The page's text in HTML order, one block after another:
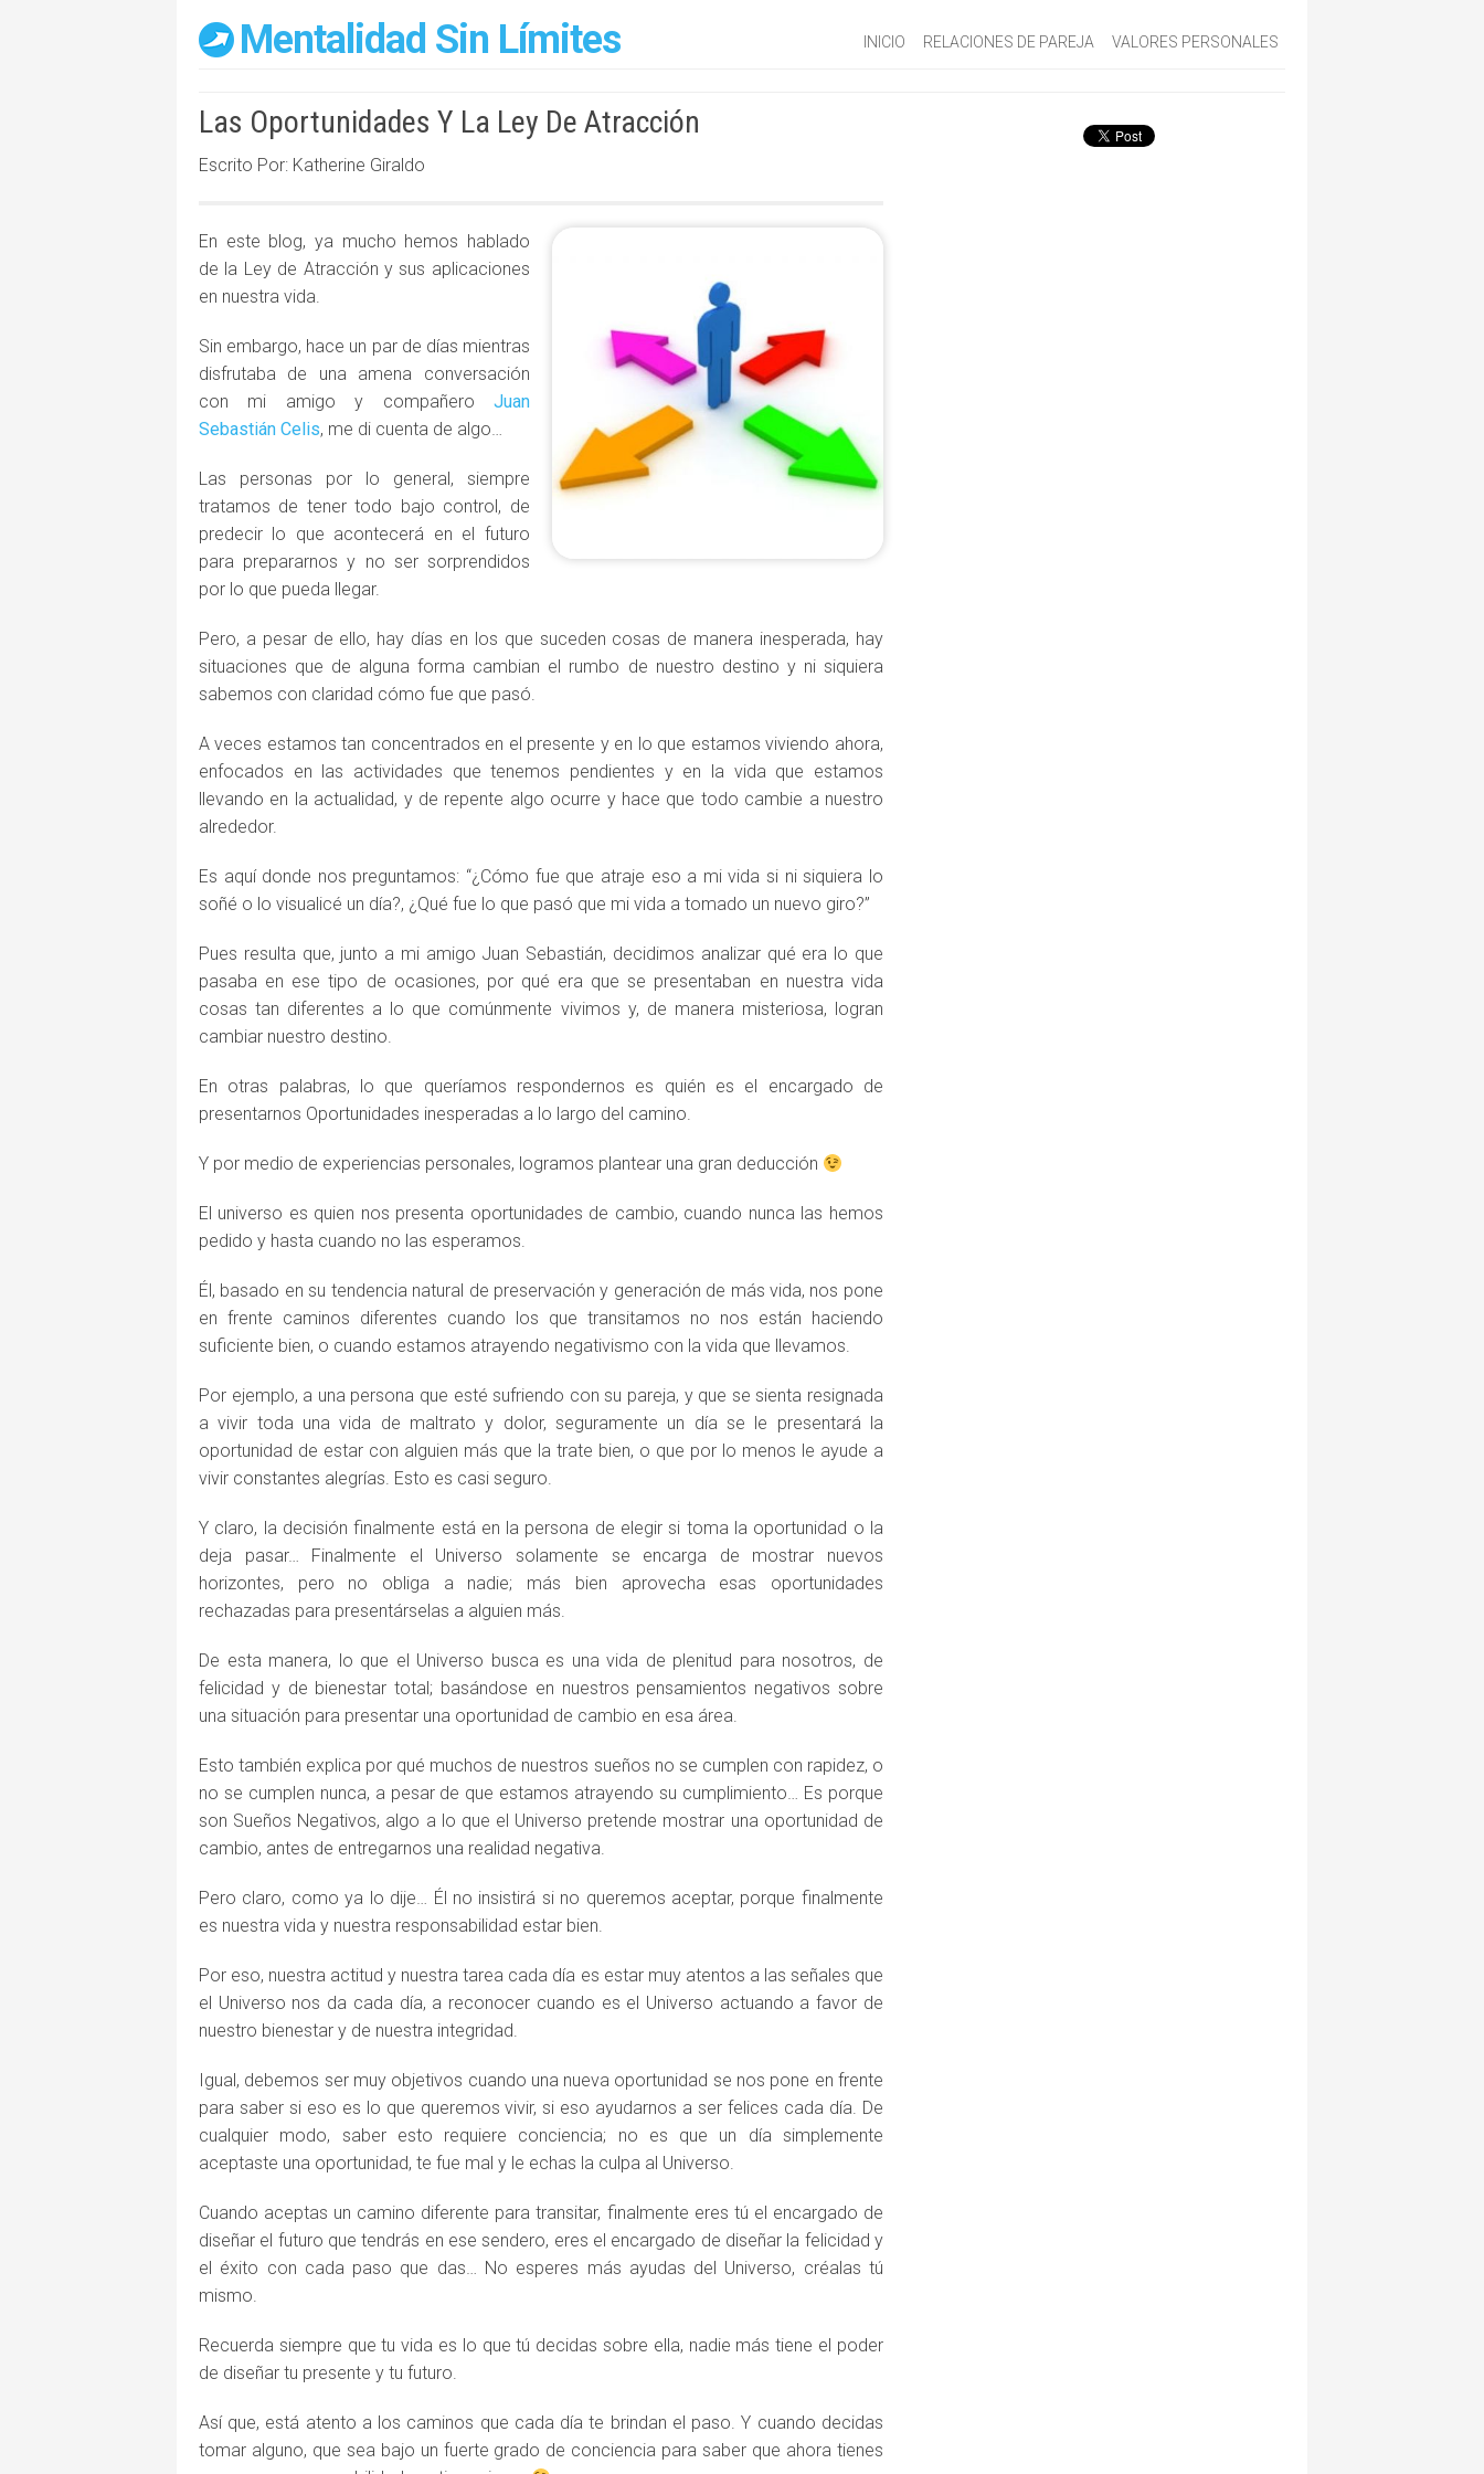
Mentalidad Sin Límites INICIO RELACIONES DE PAREJA VALORES PERSONALES
Las Oportunidades Y La Ley De Atracción
Escrito Por: Katherine Giraldo
En este blog, ya mucho hemos hablado
de la Ley de Atracción y sus aplicaciones
en nuestra vida.
Sin embargo, hace un par de días mientras
disfrutaba de una amena conversación
con mi amigo y compañero Juan
Sebastián Celis, me di cuenta de algo…
Las personas por lo general, siempre
tratamos de tener todo bajo control, de
predecir lo que acontecerá en el futuro
para prepararnos y no ser sorprendidos
por lo que pueda llegar.
Pero, a pesar de ello, hay días en los que suceden cosas de manera inesperada, hay
situaciones que de alguna forma cambian el rumbo de nuestro destino y ni siquiera
sabemos con claridad cómo fue que pasó.
A veces estamos tan concentrados en el presente y en lo que estamos viviendo ahora,
enfocados en las actividades que tenemos pendientes y en la vida que estamos
llevando en la actualidad, y de repente algo ocurre y hace que todo cambie a nuestro
alrededor.
Es aquí donde nos preguntamos: “¿Cómo fue que atraje eso a mi vida si ni siquiera lo
soñé o lo visualicé un día?, ¿Qué fue lo que pasó que mi vida a tomado un nuevo giro?”
Pues resulta que, junto a mi amigo Juan Sebastián, decidimos analizar qué era lo que
pasaba en ese tipo de ocasiones, por qué era que se presentaban en nuestra vida
cosas tan diferentes a lo que comúnmente vivimos y, de manera misteriosa, logran
cambiar nuestro destino.
En otras palabras, lo que queríamos respondernos es quién es el encargado de
presentarnos Oportunidades inesperadas a lo largo del camino.
Y por medio de experiencias personales, logramos plantear una gran deducción
El universo es quien nos presenta oportunidades de cambio, cuando nunca las hemos
pedido y hasta cuando no las esperamos.
Él, basado en su tendencia natural de preservación y generación de más vida, nos pone
en frente caminos diferentes cuando los que transitamos no nos están haciendo
suficiente bien, o cuando estamos atrayendo negativismo con la vida que llevamos.
Por ejemplo, a una persona que esté sufriendo con su pareja, y que se sienta resignada
a vivir toda una vida de maltrato y dolor, seguramente un día se le presentará la
oportunidad de estar con alguien más que la trate bien, o que por lo menos le ayude a
vivir constantes alegrías. Esto es casi seguro.
Y claro, la decisión finalmente está en la persona de elegir si toma la oportunidad o la
deja pasar… Finalmente el Universo solamente se encarga de mostrar nuevos
horizontes, pero no obliga a nadie; más bien aprovecha esas oportunidades
rechazadas para presentárselas a alguien más.
De esta manera, lo que el Universo busca es una vida de plenitud para nosotros, de
felicidad y de bienestar total; basándose en nuestros pensamientos negativos sobre
una situación para presentar una oportunidad de cambio en esa área.
Esto también explica por qué muchos de nuestros sueños no se cumplen con rapidez, o
no se cumplen nunca, a pesar de que estamos atrayendo su cumplimiento… Es porque
son Sueños Negativos, algo a lo que el Universo pretende mostrar una oportunidad de
cambio, antes de entregarnos una realidad negativa.
Pero claro, como ya lo dije… Él no insistirá si no queremos aceptar, porque finalmente
es nuestra vida y nuestra responsabilidad estar bien.
Por eso, nuestra actitud y nuestra tarea cada día es estar muy atentos a las señales que
el Universo nos da cada día, a reconocer cuando es el Universo actuando a favor de
nuestro bienestar y de nuestra integridad.
Igual, debemos ser muy objetivos cuando una nueva oportunidad se nos pone en frente
para saber si eso es lo que queremos vivir, si eso ayudarnos a ser felices cada día. De
cualquier modo, saber esto requiere conciencia; no es que un día simplemente
aceptaste una oportunidad, te fue mal y le echas la culpa al Universo.
Cuando aceptas un camino diferente para transitar, finalmente eres tú el encargado de
diseñar el futuro que tendrás en ese sendero, eres el encargado de diseñar la felicidad y
el éxito con cada paso que das… No esperes más ayudas del Universo, créalas tú
mismo.
Recuerda siempre que tu vida es lo que tú decidas sobre ella, nadie más tiene el poder
de diseñar tu presente y tu futuro.
Así que, está atento a los caminos que cada día te brindan el paso. Y cuando decidas
tomar alguno, que sea bajo un fuerte grado de conciencia para saber que ahora tienes